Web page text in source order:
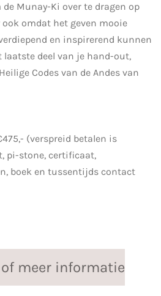
Munay-Ki over te dragen op
omdat het geven mooie
en inspirerend kunnen
laatste deel van je hand-out,
Codes van de Andes van
(verspreid betalen is
pi-stone, certificaat,
boek en tussentijds contact
meer informatie